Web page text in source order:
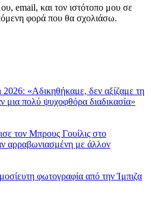
email, και τον ιστότοπο μου σε
φορά που θα σχολιάσω.
«Aδικηθήκαμε, δεν αξίζαμε τη
μια πολύ ψυχοφθόρα διαδικασία»
τον Μπρους Γουίλις στο
αρραβωνιασμένη με άλλον
φωτογραφία από την Ίμπιζα